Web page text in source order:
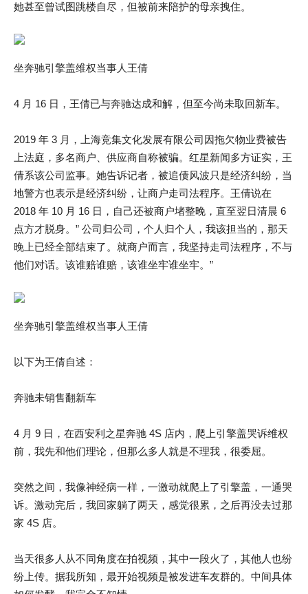
她甚至曾试图跳楼自尽，但被前来陪护的母亲拽住。
坐奔驰引擎盖维权当事人王倩
4 月 16 日，王倩已与奔驰达成和解，但至今尚未取回新车。
2019 年 3 月，上海竞集文化发展有限公司因拖欠物业费被告
上法庭，多名商户、供应商自称被骗。红星新闻多方证实，王
倩系该公司监事。她告诉记者，被追债风波只是经济纠纷，当
地警方也表示是经济纠纷，让商户走司法程序。王倩说在
2018 年 10 月 16 日，自己还被商户堵整晚，直至翌日清晨 6
点方才脱身。” 公司归公司，个人归个人，我该担当的，那天
晚上已经全部结束了。就商户而言，我坚持走司法程序，不与
他们对话。该谁赔谁赔，该谁坐牢谁坐牢。”
坐奔驰引擎盖维权当事人王倩
以下为王倩自述：
奔驰未销售翻新车
4 月 9 日，在西安利之星奔驰 4S 店内，爬上引擎盖哭诉维权
前，我先和他们理论，但那么多人就是不理我，很委屈。
突然之间，我像神经病一样，一激动就爬上了引擎盖，一通哭
诉。激动完后，我回家躺了两天，感觉很累，之后再没去过那
家 4S 店。
当天很多人从不同角度在拍视频，其中一段火了，其他人也纷
纷上传。据我所知，最开始视频是被发进车友群的。中间具体